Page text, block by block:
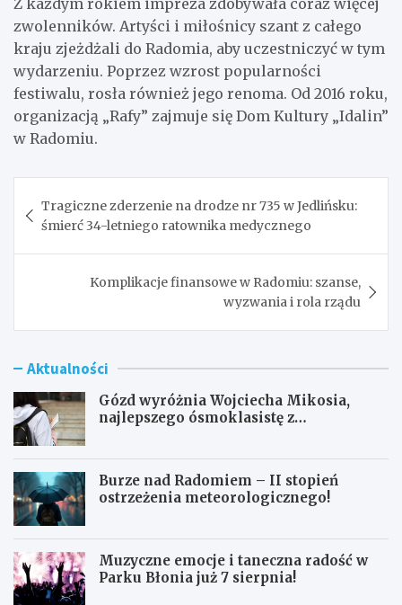
zwolenników. Artyści i miłośnicy szant z całego
kraju zjeżdżali do Radomia, aby uczestniczyć w tym
wydarzeniu. Poprzez wzrost popularności
festiwalu, rosła również jego renoma. Od 2016 roku,
organizacją „Rafy” zajmuje się Dom Kultury „Idalin”
w Radomiu.
wpisu
Tragiczne zderzenie na drodze nr 735 w Jedlińsku:
śmierć 34-letniego ratownika medycznego
Komplikacje finansowe w Radomiu: szanse,
wyzwania i rola rządu
Aktualności
Gózd wyróżnia Wojciecha Mikosia,
najlepszego ósmoklasistę z
Burze nad Radomiem – II stopień
ostrzeżenia meteorologicznego!
Muzyczne emocje i taneczna radość w
Parku Błonia już 7 sierpnia!